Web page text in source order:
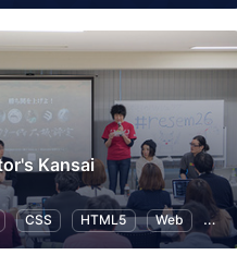
Kansai
CSS HTML5 Web UX